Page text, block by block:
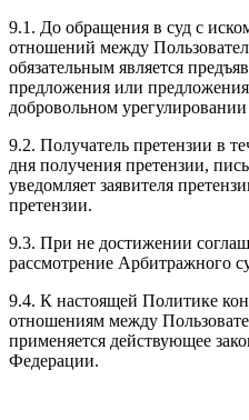
9.1. До обращения в суд с
отношений между
обязательным является
предложения или
добровольном
9.2. Получатель претензии в
дня получения претензии,
уведомляет заявителя
претензии.
9.3. При не достижении
рассмотрение Арбитражного
9.4. К настоящей Политике
отношениям между
применяется действующее
Федерации.